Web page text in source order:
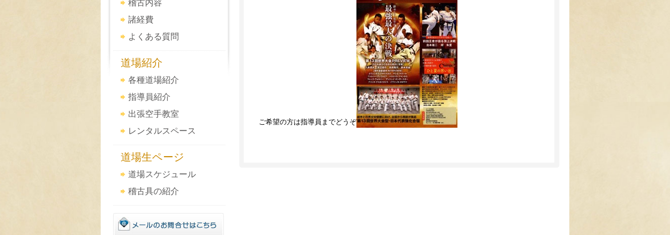
ご希望の方は指導員までどうぞ
稽古内容
諸経費
よくある質問
道場紹介
各種道場紹介
指導員紹介
出張空手教室
レンタルスペース
道場生ページ
道場スケジュール
稽古具の紹介